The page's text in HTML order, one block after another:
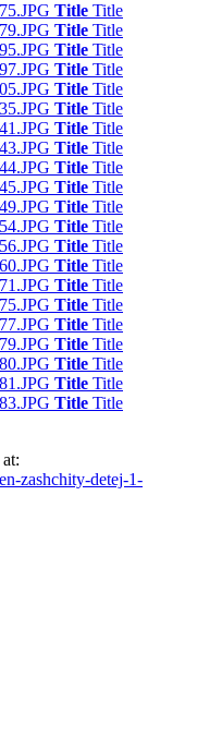
Title Title
Title Title
Title Title
Title Title
Title Title
Title Title
Title Title
Title Title
Title Title
Title Title
Title Title
Title Title
Title Title
Title Title
Title Title
Title Title
Title Title
Title Title
Title Title
Title Title
Title Title
zashchity-detej-1-